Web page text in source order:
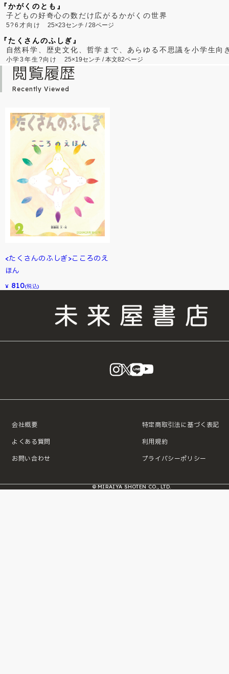
『かがくのとも』
子どもの好奇心の数だけ広がるかがくの世界
5?6才向け25×23センチ / 28ページ
『たくさんのふしぎ』
自然科学、歴史文化、哲学まで、あらゆる不思議を小学生向
小学3年生?向け 25×19センチ / 本文82ページ
閲覧履歴
Recently Viewed
<たくさんのふしぎ>こころのえ
ほん
¥ 810(税込)
instagram
X LINE
会社概要
よくある質問
お問い合わせ
特定商取引法に基づく表記
利用規約
プライバシーポリシー
© MIRAIYA SHOTEN CO., LTD.